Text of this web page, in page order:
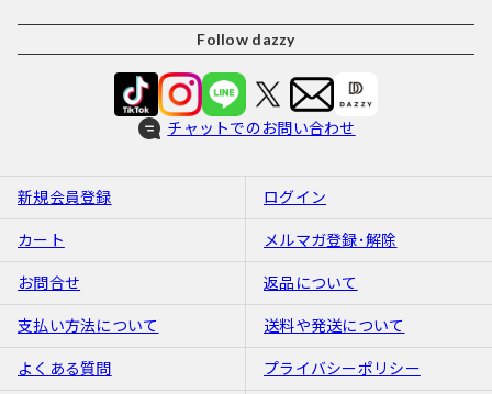
Follow dazzy
チャットでのお問い合わせ
新規会員登録 ログイン
カート メルマガ登録･解除
お問合せ 返品について
支払い方法について 送料や発送について
よくある質問 プライバシーポリシー